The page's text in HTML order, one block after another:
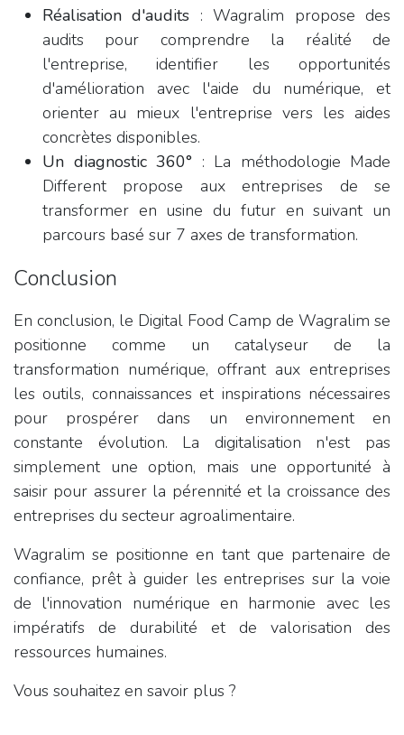
Réalisation d'audits : Wagralim propose des
audits pour comprendre la réalité de
l'entreprise, identifier les opportunités
d'amélioration avec l'aide du numérique, et
orienter au mieux l'entreprise vers les aides
concrètes disponibles.
Un diagnostic 360° : La méthodologie Made
Different propose aux entreprises de se
transformer en usine du futur en suivant un
parcours basé sur 7 axes de transformation.
Conclusion
En conclusion, le Digital Food Camp de Wagralim se
positionne comme un catalyseur de la
transformation numérique, offrant aux entreprises
les outils, connaissances et inspirations nécessaires
pour prospérer dans un environnement en
constante évolution. La digitalisation n'est pas
simplement une option, mais une opportunité à
saisir pour assurer la pérennité et la croissance des
entreprises du secteur agroalimentaire.
Wagralim se positionne en tant que partenaire de
confiance, prêt à guider les entreprises sur la voie
de l'innovation numérique en harmonie avec les
impératifs de durabilité et de valorisation des
ressources humaines.
Vous souhaitez en savoir plus ?